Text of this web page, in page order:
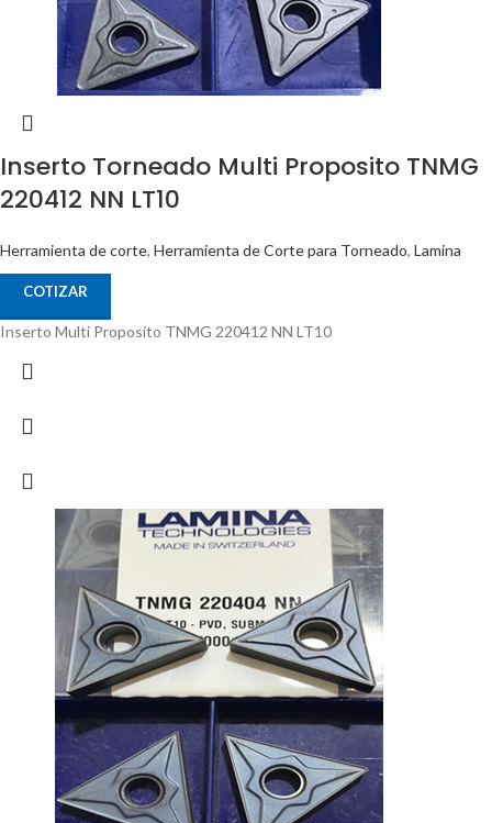
Inserto Torneado Multi Proposito TNMG
220412 NN LT10
Herramienta de corte, Herramienta de Corte para Torneado, Lamina
COTIZAR
Inserto Multi Proposito TNMG 220412 NN LT10